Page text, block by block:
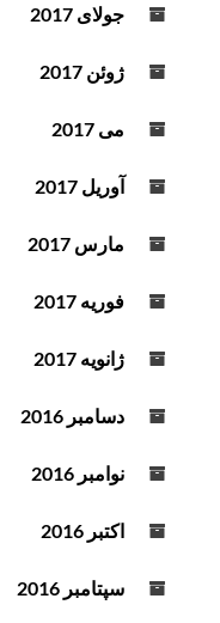
جولای 2017
ژوئن 2017
می 2017
آوریل 2017
مارس 2017
فوریه 2017
ژانویه 2017
دسامبر 2016
نوامبر 2016
اکتبر 2016
سپتامبر 2016